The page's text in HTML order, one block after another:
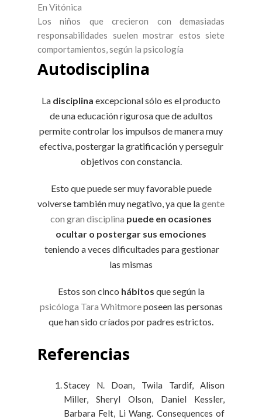
En Vitónica
Los niños que crecieron con demasiadas
responsabilidades suelen mostrar estos siete
comportamientos, según la psicología
Autodisciplina
La disciplina excepcional sólo es el producto
de una educación rigurosa que de adultos
permite controlar los impulsos de manera muy
efectiva, postergar la gratificación y perseguir
objetivos con constancia.
Esto que puede ser muy favorable puede
volverse también muy negativo, ya que lagente
con gran disciplina puede en ocasiones
ocultar o postergar sus emociones
teniendo a veces dificultades para gestionar
las mismas
Estos son cinco hábitos que según la
psicóloga Tara Whitmoreposeen las personas
que han sido críados por padres estrictos.
Referencias
Stacey N. Doan, Twila Tardif, Alison
Miller, Sheryl Olson, Daniel Kessler,
Barbara Felt, Li Wang. Consequences of